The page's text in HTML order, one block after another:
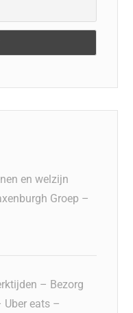
en welzijn
Groep –
– Bezorg
Uber eats –